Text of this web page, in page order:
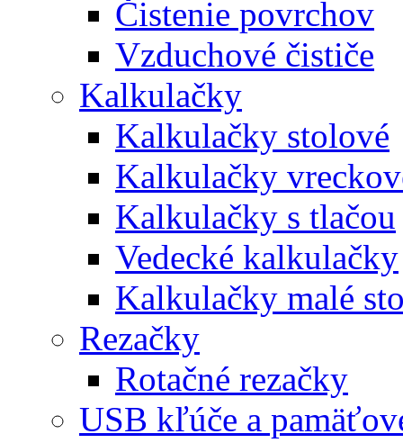
Čistenie povrchov
Vzduchové čističe
Kalkulačky
Kalkulačky stolové
Kalkulačky
Kalkulačky s tlačou
Vedecké kalkulačky
Kalkulačky malé
Rezačky
Rotačné rezačky
USB kľúče a